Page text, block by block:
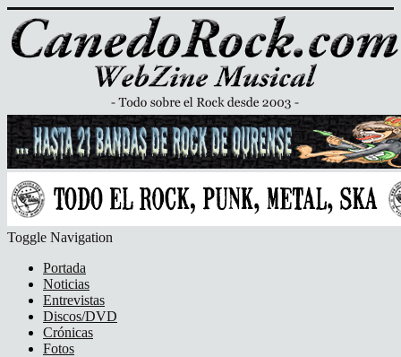
Toggle Navigation
Portada
Noticias
Entrevistas
Discos/DVD
Crónicas
Fotos